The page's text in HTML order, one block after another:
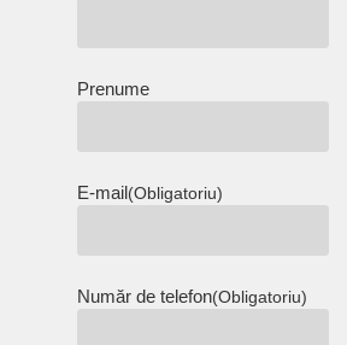
Prenume
E-mail(Obligatoriu)
Număr de telefon(Obligatoriu)